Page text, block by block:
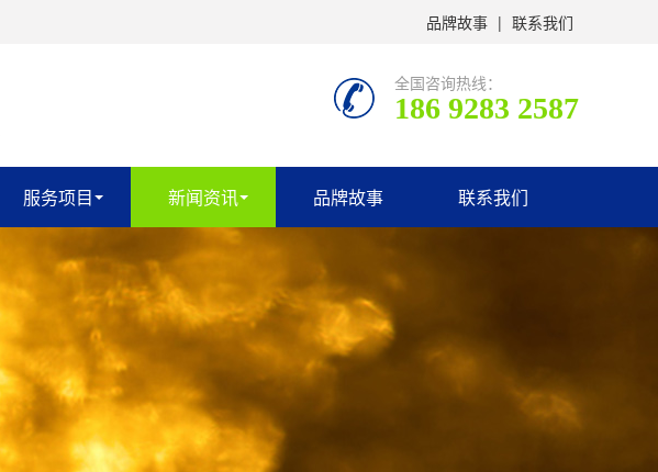
品牌故事 | 联系我们
全国咨询热线：
186 9283 2587
服务项目 新闻资讯 品牌故事 联系我们